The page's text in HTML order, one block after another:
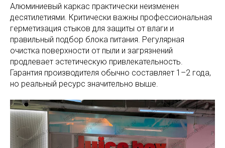
Алюминиевый каркас практически неизменен
десятилетиями. Критически важны профессиональная
герметизация стыков для защиты от влаги и
правильный подбор блока питания. Регулярная
очистка поверхности от пыли и загрязнений
продлевает эстетическую привлекательность.
Гарантия производителя обычно составляет 1–2 года,
но реальный ресурс значительно выше.